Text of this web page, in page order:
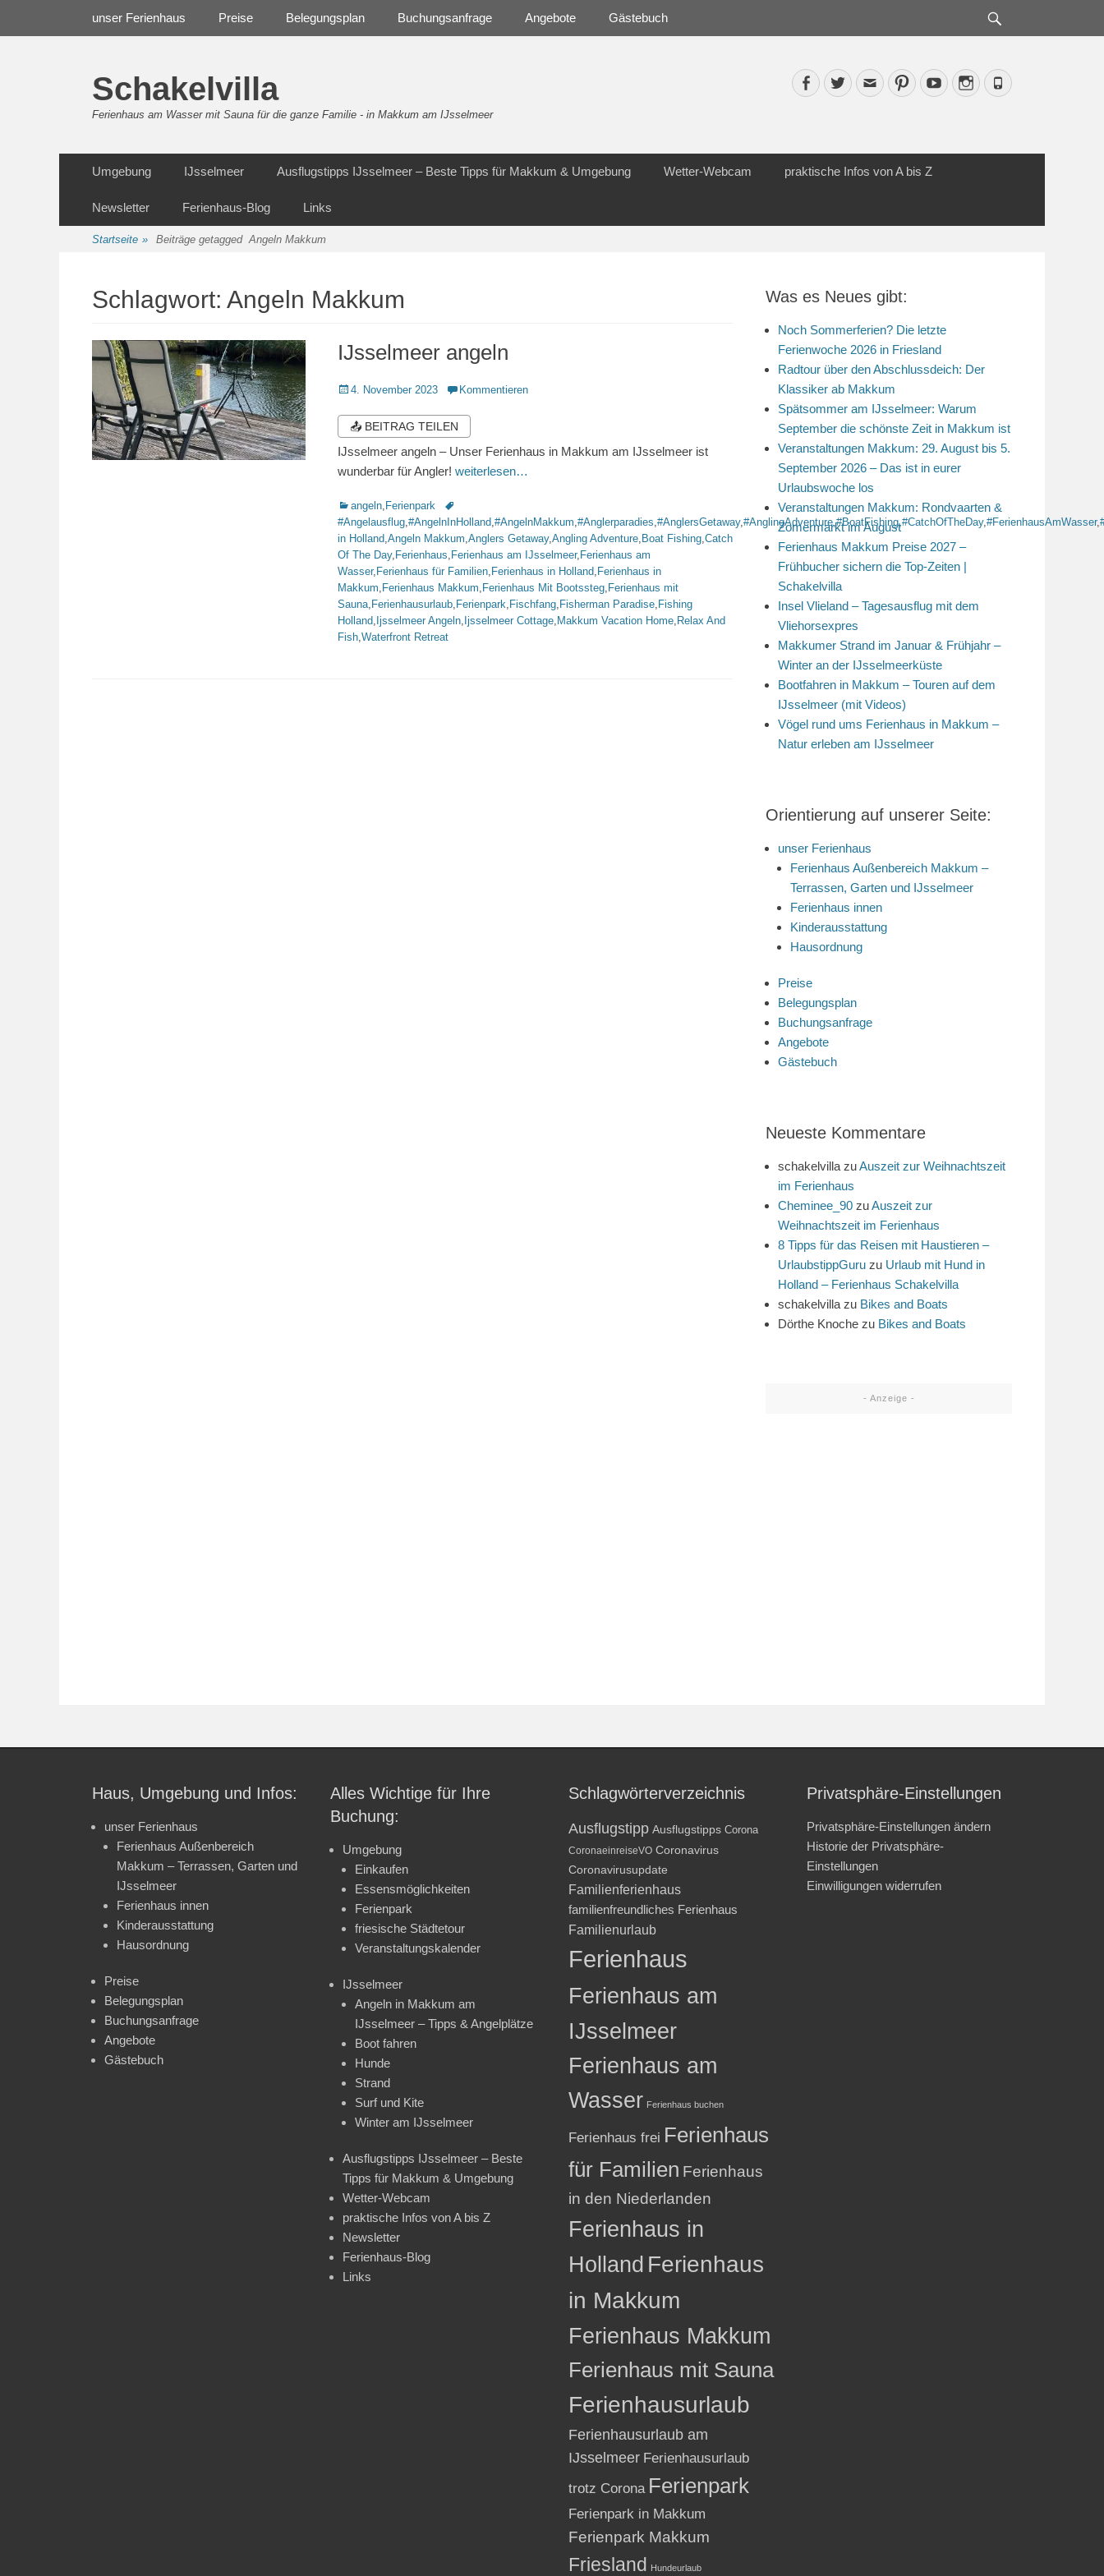
unser Ferienhaus Preise Belegungsplan Buchungsanfrage Angebote Gästebuch
Schakelvilla
Ferienhaus am Wasser mit Sauna für die ganze Familie - in Makkum am IJsselmeer
Facebook
TwitterEmailPinterestYouTubeInstagram
Phone
Inhalt
Umgebung IJsselmeer Ausflugstipps IJsselmeer – Beste Tipps für Makkum & Umgebung Wetter-Webcam praktische Infos von A bis Z
Newsletter Ferienhaus-Blog Links
Startseite » Beiträge getaggedAngeln Makkum
Schlagwort: Angeln Makkum
IJsselmeer angeln
Veröffentlicht
4. November 2023 Kommentieren
📤 BEITRAG TEILEN
IJsselmeer angeln – Unser Ferienhaus in Makkum am IJsselmeer ist
wunderbar für Angler! weiterlesen…
Kategorien
angeln, Ferienpark
Schlagworte
#Angelausflug,#AngelnInHolland,#AngelnMakkum,#Anglerparadies,#AnglersGetaway,#AnglingAdventure,#BoatFishing,#CatchOfTheDay,#FerienhausAmWasser,
in Holland,Angeln Makkum,Anglers Getaway,Angling Adventure, Boat Fishing,Catch
Of The Day, Ferienhaus, Ferienhaus am IJsselmeer, Ferienhaus am
Wasser, Ferienhaus für Familien, Ferienhaus in Holland, Ferienhaus in
Makkum, Ferienhaus Makkum, Ferienhaus Mit Bootssteg, Ferienhaus mit
Sauna, Ferienhausurlaub, Ferienpark, Fischfang, Fisherman Paradise, Fishing
Holland, Ijsselmeer Angeln, Ijsselmeer Cottage, Makkum Vacation Home, Relax And
Fish,Waterfront Retreat
Was es Neues gibt:
Noch Sommerferien? Die letzte
Ferienwoche 2026 in Friesland
Radtour über den Abschlussdeich: Der
Klassiker ab Makkum
Spätsommer am IJsselmeer: Warum
September die schönste Zeit in Makkum ist
Veranstaltungen Makkum: 29. August bis 5.
September 2026 – Das ist in eurer
Urlaubswoche los
Veranstaltungen Makkum: Rondvaarten &
Zomermarkt im August
Ferienhaus Makkum Preise 2027 –
Frühbucher sichern die Top-Zeiten |
Schakelvilla
Insel Vlieland – Tagesausflug mit dem
Vliehorsexpres
Makkumer Strand im Januar & Frühjahr –
Winter an der IJsselmeerküste
Bootfahren in Makkum – Touren auf dem
IJsselmeer (mit Videos)
Vögel rund ums Ferienhaus in Makkum –
Natur erleben am IJsselmeer
Orientierung auf unserer Seite:
unser Ferienhaus
Ferienhaus Außenbereich Makkum –
Terrassen, Garten und IJsselmeer
Ferienhaus innen
Kinderausstattung
Hausordnung
Preise
Belegungsplan
Buchungsanfrage
Angebote
Gästebuch
Neueste Kommentare
schakelvilla zuAuszeit zur Weihnachtszeit
im Ferienhaus
Cheminee_90 zuAuszeit zur
Weihnachtszeit im Ferienhaus
8 Tipps für das Reisen mit Haustieren –
UrlaubstippGuru zu Urlaub mit Hund in
Holland – Ferienhaus Schakelvilla
schakelvilla zu Bikes and Boats
Dörthe Knoche zu Bikes and Boats
- Anzeige -
Haus, Umgebung und Infos:
unser Ferienhaus
Ferienhaus Außenbereich
Makkum – Terrassen, Garten und
IJsselmeer
Ferienhaus innen
Kinderausstattung
Hausordnung
Preise
Belegungsplan
Buchungsanfrage
Angebote
Gästebuch
Alles Wichtige für Ihre
Buchung:
Umgebung
Einkaufen
Essensmöglichkeiten
Ferienpark
friesische Städtetour
Veranstaltungskalender
IJsselmeer
Angeln in Makkum am
IJsselmeer – Tipps & Angelplätze
Boot fahren
Hunde
Strand
Surf und Kite
Winter am IJsselmeer
Ausflugstipps IJsselmeer – Beste
Tipps für Makkum & Umgebung
Wetter-Webcam
praktische Infos von A bis Z
Newsletter
Ferienhaus-Blog
Links
Schlagwörterverzeichnis
Ausflugstipp Ausflugstipps Corona
CoronaeinreiseVO Coronavirus
Coronavirusupdate
Familienferienhaus
familienfreundliches Ferienhaus
Familienurlaub
Ferienhaus
Ferienhaus am
IJsselmeer
Ferienhaus am
Wasser Ferienhaus buchen
Ferienhaus frei Ferienhaus
für Familien Ferienhaus
in den Niederlanden
Ferienhaus in
Holland Ferienhaus
in Makkum
Ferienhaus Makkum
Ferienhaus mit Sauna
Ferienhausurlaub
Ferienhausurlaub am
IJsselmeer Ferienhausurlaub
trotz Corona Ferienpark
Ferienpark in Makkum
Ferienpark Makkum
Friesland Hundeurlaub
Privatsphäre-Einstellungen
Privatsphäre-Einstellungen ändern
Historie der Privatsphäre-
Einstellungen
Einwilligungen widerrufen